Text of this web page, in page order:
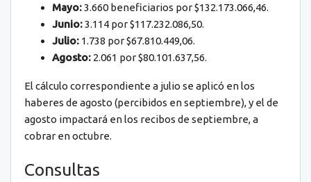
Mayo:3.660 beneficiarios por $132.173.066,46.
Junio:3.114 por $117.232.086,50.
Julio: 1.738 por $67.810.449,06.
Agosto: 2.061 por $80.101.637,56.
El cálculo correspondiente a julio se aplicó en los
haberes de agosto (percibidos en septiembre), y el de
agosto impactará en los recibos de septiembre, a
cobrar en octubre.
Consultas